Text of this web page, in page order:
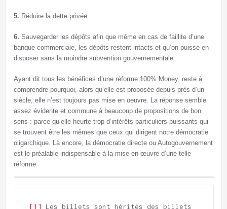
5. Réduire la dette privée.
6. Sauvegarder les dépôts afin que même en cas de faillite d’une
banque commerciale, les dépôts restent intacts et qu’on puisse en
disposer sans la moindre subvention gouvernementale.
Ayant dit tous les bénéfices d’une réforme 100% Money, reste à
comprendre pourquoi, alors qu’elle est proposée depuis près d’un
siècle, elle n’est toujours pas mise en oeuvre. La réponse semble
assez évidente et commune à beaucoup de propositions de bon
sens : parce qu’elle heurte trop d’intérêts particuliers puissants qui
se trouvent être les mêmes que ceux qui dirigent notre démocratie
oligarchique. Là encore, la démocratie directe ou Autogouvernement
est le préalable indispensable à la mise en œuvre d’une telle
réforme.
[1] Les billets sont hérités des billets